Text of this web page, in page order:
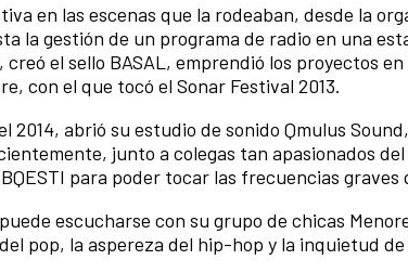
en las escenas que la rodeaban, desde la
la gestión de un programa de radio en una
el sello BASAL, emprendió los proyectos
con el que tocó el Sonar Festival 2013.
2014, abrió su estudio de sonido Qmulus
junto a colegas tan apasionados
para poder tocar las frecuencias
escucharse con su grupo de chicas
pop, la aspereza del hip-hop y la inquietud de